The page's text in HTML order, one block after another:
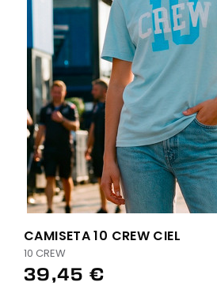
CAMISETA 10 CREW CIEL
10 CREW
39,45 €